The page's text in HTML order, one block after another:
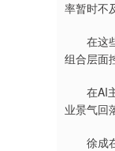
率暂时不
在这些
组合层面
在AI主
业景气回
徐成在